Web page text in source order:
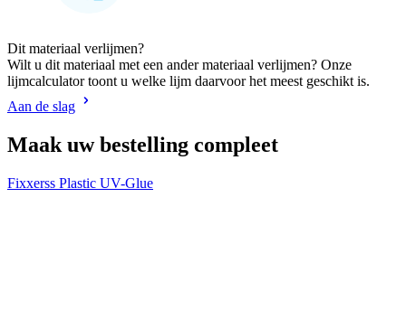
Dit materiaal verlijmen?
Wilt u dit materiaal met een ander materiaal verlijmen? Onze
lijmcalculator toont u welke lijm daarvoor het meest geschikt is.
Aan de slag
Maak uw bestelling compleet
Fixxerss Plastic UV-Glue